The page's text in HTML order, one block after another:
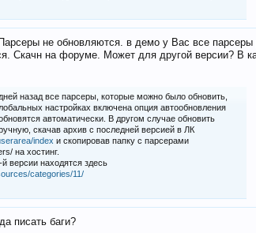
не обновляются. в демо у Вас все
Скачн на форуме. Может для другой версии? В
назад все парсеры, которые можно было обновить,
настройках включена опция автообновления
автоматически. В другом случае обновить
скачав архив с последней версией в ЛК
index и скопировав папку с парсерами
на хостинг.
версии находятся здесь
categories/11/
писать баги?